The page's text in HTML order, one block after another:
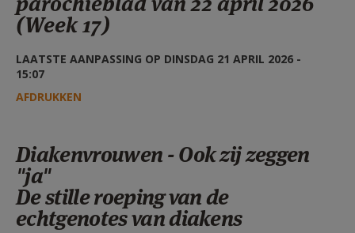
AANMELDEN OF REGISTREREN
(Week 17)
LAATSTE AANPASSING OP DINSDAG 21 APRIL 2026 -
15:07
AFDRUKKEN
Diakenvrouwen - Ook zij zeggen
"ja"
De stille roeping van de
echtgenotes van diakens